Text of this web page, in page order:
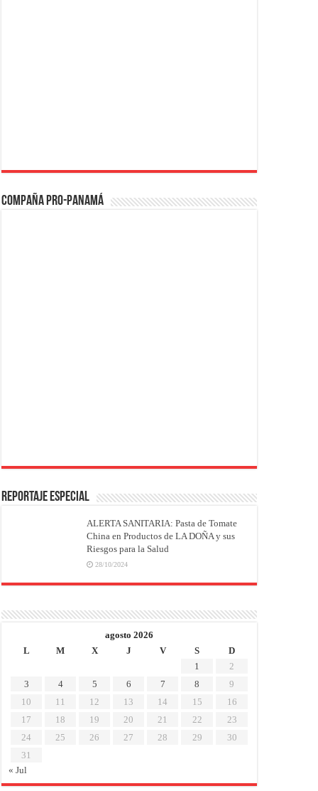
Compaña PRO-Panamá
REPORTAJE ESPECIAL
ALERTA SANITARIA: Pasta de Tomate
China en Productos de LA DOÑA y sus
Riesgos para la Salud
28/10/2024
agosto 2026
L
M X J V S
D
1
2
3
4 5 6 7 8
9
10
11 12 13 14 15
16
17
18 19 20 21 22
23
24
25 26 27 28 29
30
31
« Jul